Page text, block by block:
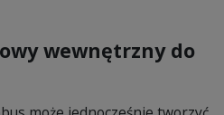
wewnętrzny do